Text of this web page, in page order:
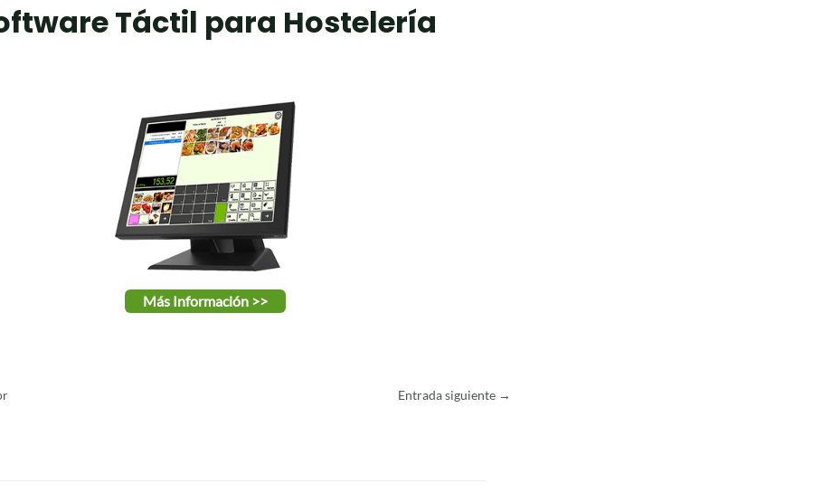
Táctil para Hostelería
Más Información >>
Entrada siguiente →